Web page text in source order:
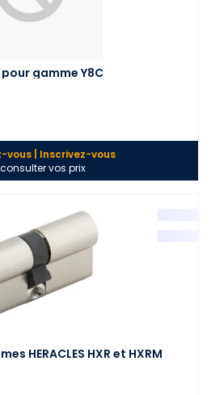
gamme Y8C
vous | Inscrivez-vous
vos prix
HERACLES HXR et HXRM